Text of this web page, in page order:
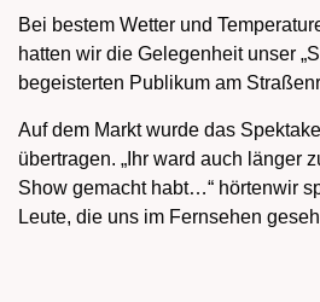
Bei bestem Wetter und
hatten wir die Gelegenheit unser
begeisterten Publikum am
Auf dem Markt wurde das
übertragen. „Ihr ward auch länger
Show gemacht habt…“ hörtenwir
Leute, die uns im Fernsehen